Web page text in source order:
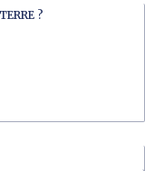
?